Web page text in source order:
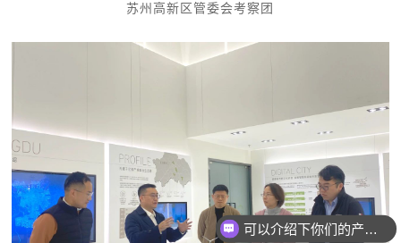
苏州高新区管委会考察团